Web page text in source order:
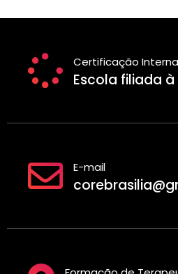
Certificação
Escola filiada à
E-mail